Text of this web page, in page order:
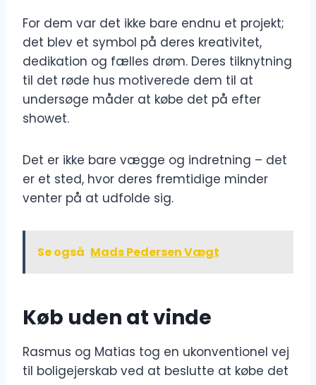
For dem var det ikke bare endnu et projekt;
det blev et symbol på deres kreativitet,
dedikation og fælles drøm. Deres tilknytning
til det røde hus motiverede dem til at
undersøge måder at købe det på efter
showet.
Det er ikke bare vægge og indretning – det
er et sted, hvor deres fremtidige minder
venter på at udfolde sig.
Se også Mads Pedersen Vægt
Køb uden at vinde
Rasmus og Matias tog en ukonventionel vej
til boligejerskab ved at beslutte at købe det